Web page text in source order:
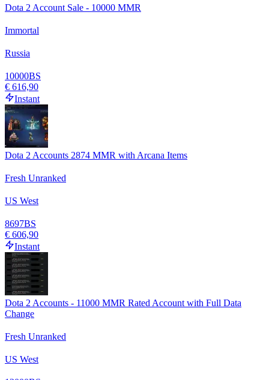
Dota 2 Account Sale - 10000 MMR
Immortal
Russia
10000BS
€ 616,90
Instant
Dota 2 Accounts 2874 MMR with Arcana Items
Fresh Unranked
US West
8697BS
€ 606,90
Instant
Dota 2 Accounts - 11000 MMR Rated Account with Full Data
Change
Fresh Unranked
US West